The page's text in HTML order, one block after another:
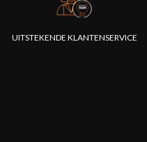
UITSTEKENDE KLANTENSERVICE